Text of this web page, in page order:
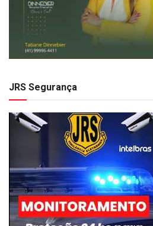
JRS Segurança